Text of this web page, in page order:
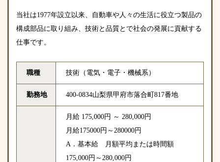
当社は1977年設立以来、自動車や人々の生活に役立つ製品の
構成部品に取り組み、技術と品質とで社会の発展に貢献する
仕事です。
職種 技術（電気・電子・機械系）
勤務地 400-0834山梨県甲府市落合町817番地
月給 175,000円 ～ 280,000円
月給175000円～280000円
A．基本給 月額平均または時間額
175,000円～280,000円